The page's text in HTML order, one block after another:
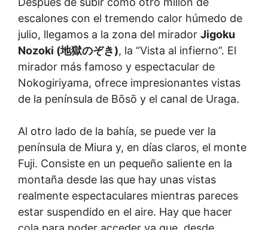
escalones con el tremendo calor húmedo de
julio, llegamos a la zona del mirador Jigoku
Nozoki (地獄のぞき), la “Vista al infierno”. El
mirador más famoso y espectacular de
Nokogiriyama, ofrece impresionantes vistas
de la península de Bōsō y el canal de Uraga.
Al otro lado de la bahía, se puede ver la
península de Miura y, en días claros, el monte
Fuji. Consiste en un pequeño saliente en la
montaña desde las que hay unas vistas
realmente espectaculares mientras pareces
estar suspendido en el aire. Hay que hacer